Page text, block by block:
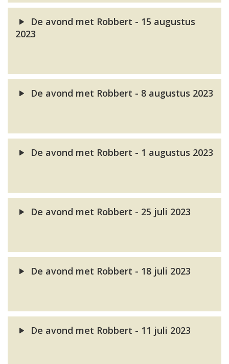
De avond met Robbert - 15 augustus
2023
De avond met Robbert - 8 augustus 2023
De avond met Robbert - 1 augustus 2023
De avond met Robbert - 25 juli 2023
De avond met Robbert - 18 juli 2023
De avond met Robbert - 11 juli 2023